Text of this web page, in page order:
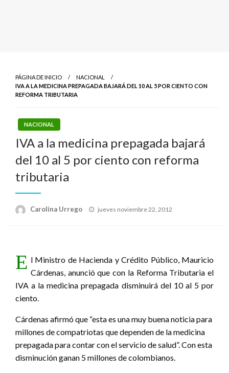
PÁGINA DE INICIO
NACIONAL
IVA A LA MEDICINA PREPAGADA BAJARÁ DEL 10 AL 5 POR CIENTO CON
REFORMA TRIBUTARIA
NACIONAL
IVA a la medicina prepagada bajará
del 10 al 5 por ciento con reforma
tributaria
Carolina Urrego
Publicado
jueves noviembre 22, 2012
E l Ministro de Hacienda y Crédito Público, Mauricio
Cárdenas, anunció que con la Reforma Tributaria el
IVA a la medicina prepagada disminuirá del 10 al 5 por
ciento.
Cárdenas afirmó que “esta es una muy buena noticia para
millones de compatriotas que dependen de la medicina
prepagada para contar con el servicio de salud”. Con esta
disminución ganan 5 millones de colombianos.